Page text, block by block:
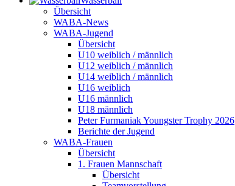
Übersicht
WABA-News
WABA-Jugend
Übersicht
U10 weiblich / männlich
U12 weiblich / männlich
U14 weiblich / männlich
U16 weiblich
U16 männlich
U18 männlich
Peter Furmaniak Youngster Trophy 2026
Berichte der Jugend
WABA-Frauen
Übersicht
1. Frauen Mannschaft
Übersicht